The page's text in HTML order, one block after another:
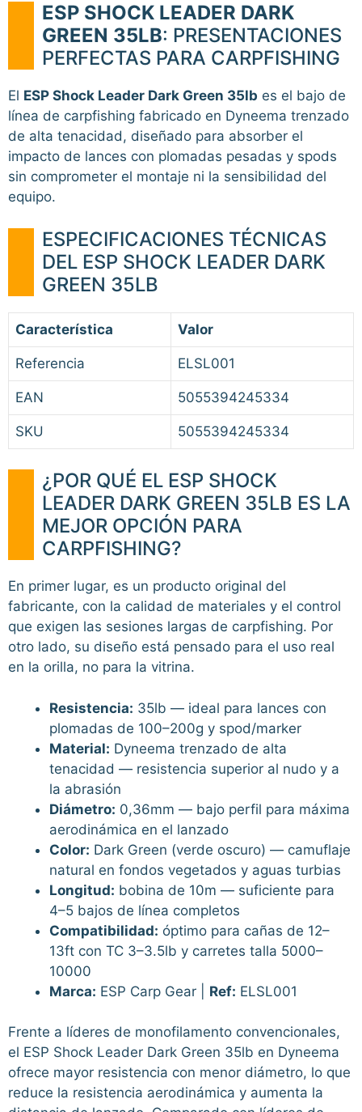
ESP SHOCK LEADER DARK
GREEN 35LB: PRESENTACIONES
PERFECTAS PARA CARPFISHING
El ESP Shock Leader Dark Green 35lb es el bajo de
línea de carpfishing fabricado en Dyneema trenzado
de alta tenacidad, diseñado para absorber el
impacto de lances con plomadas pesadas y spods
sin comprometer el montaje ni la sensibilidad del
equipo.
ESPECIFICACIONES TÉCNICAS
DEL ESP SHOCK LEADER DARK
GREEN 35LB
Característica Valor
Referencia ELSL001
EAN 5055394245334
SKU 5055394245334
¿POR QUÉ EL ESP SHOCK
LEADER DARK GREEN 35LB ES LA
MEJOR OPCIÓN PARA
CARPFISHING?
En primer lugar, es un producto original del
fabricante, con la calidad de materiales y el control
que exigen las sesiones largas de carpfishing. Por
otro lado, su diseño está pensado para el uso real
en la orilla, no para la vitrina.
Resistencia: 35lb — ideal para lances con
plomadas de 100–200g y spod/marker
Material: Dyneema trenzado de alta
tenacidad — resistencia superior al nudo y a
la abrasión
Diámetro: 0,36mm — bajo perfil para máxima
aerodinámica en el lanzado
Color: Dark Green (verde oscuro) — camuflaje
natural en fondos vegetados y aguas turbias
Longitud: bobina de 10m — suficiente para
4–5 bajos de línea completos
Compatibilidad: óptimo para cañas de 12–
13ft con TC 3–3.5lb y carretes talla 5000–
10000
Marca: ESP Carp Gear | Ref: ELSL001
Frente a líderes de monofilamento convencionales,
el ESP Shock Leader Dark Green 35lb en Dyneema
ofrece mayor resistencia con menor diámetro, lo que
reduce la resistencia aerodinámica y aumenta la